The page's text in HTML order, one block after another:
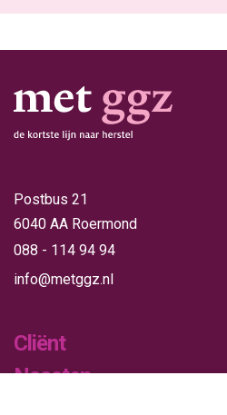
Postbus 21
6040 AA Roermond
088 - 114 94 94
info@metggz.nl
Cliënt
Naasten